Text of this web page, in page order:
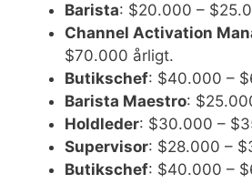
Barista: $20.000 –
Channel Activation
$70.000 årligt.
Butikschef: $40.000 –
Barista Maestro:
Holdleder: $30.000 –
Supervisor: $28.000 –
Butikschef: $40.000 –